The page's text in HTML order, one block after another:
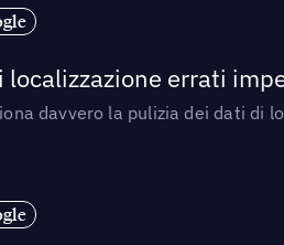
errati
davvero la pulizia dei dati di